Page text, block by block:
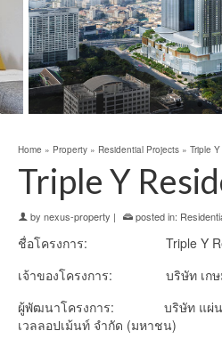
Home » Property » Residential Projects » Triple
Triple Y
by nexus-property | posted in:
ชื่อโครงการ: Triple Y
เจ้าของโครงการ: บริษัท เกษม
ผู้พัฒนาโครงการ: บริษัท แผ่นดิ
เวลลอปเม้นท์ จำกัด (มหาชน)